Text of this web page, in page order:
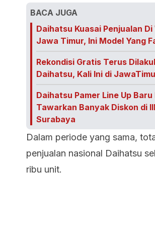
BACA JUGA
Daihatsu Kuasai Penjualan
Jawa Timur, Ini Model Yang
Rekondisi Gratis Terus
Daihatsu, Kali Ini di
Daihatsu Pamer Line Up Baru
Tawarkan Banyak Diskon di
Surabaya
Dalam periode yang sama,
penjualan nasional Daihatsu
ribu unit.